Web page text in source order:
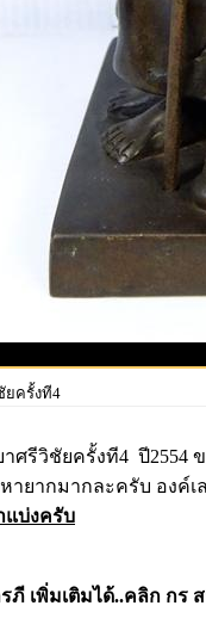
ยครั้งที4
ศรีวิชัยครั้งที4 ปี2554
ยากมากละครับ องค์เ
แบ่งครับ
ภี เพิ่มเติมได้..คลิก กร